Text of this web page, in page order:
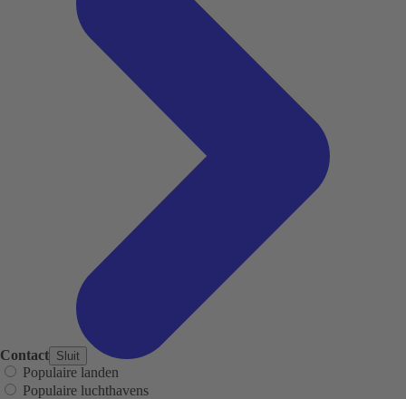
Contact Sluit
Populaire landen
Populaire luchthavens